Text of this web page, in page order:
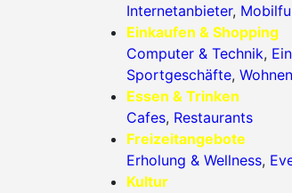
Internetanbieter,
Einkaufen & Shopping
Computer & Technik,
Sportgeschäfte,
Essen & Trinken
Cafes, Restaurants
Freizeitangebote
Erholung & Wellness,
Kultur